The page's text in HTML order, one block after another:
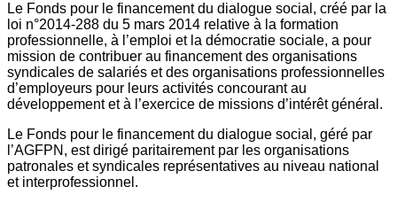
Le Fonds pour le financement du dialogue social, créé par la
loi n°2014-288 du 5 mars 2014 relative à la formation
professionnelle, à l’emploi et la démocratie sociale, a pour
mission de contribuer au financement des organisations
syndicales de salariés et des organisations professionnelles
d’employeurs pour leurs activités concourant au
développement et à l’exercice de missions d’intérêt général.
Le Fonds pour le financement du dialogue social, géré par
l’AGFPN, est dirigé paritairement par les organisations
patronales et syndicales représentatives au niveau national
et interprofessionnel.